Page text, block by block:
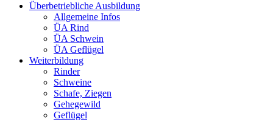
Überbetriebliche Ausbildung
Allgemeine Infos
ÜA Rind
ÜA Schwein
ÜA Geflügel
Weiterbildung
Rinder
Schweine
Schafe, Ziegen
Gehegewild
Geflügel